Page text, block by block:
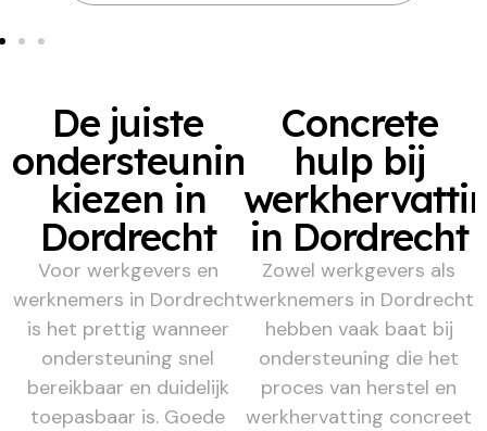
De juiste
ondersteuning
kiezen in
Dordrecht
Voor werkgevers en
werknemers in Dordrecht
is het prettig wanneer
ondersteuning snel
bereikbaar en duidelijk
toepasbaar is. Goede
Concrete
hulp bij
in Dordrecht
Zowel werkgevers als
werknemers in Dordrecht
hebben vaak baat bij
ondersteuning die het
proces van herstel en
werkhervatting concreet